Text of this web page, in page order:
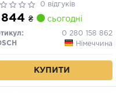
0 відгуків
844 ₴ сьогодні
0 280 158 862
Німеччина
КУПИТИ